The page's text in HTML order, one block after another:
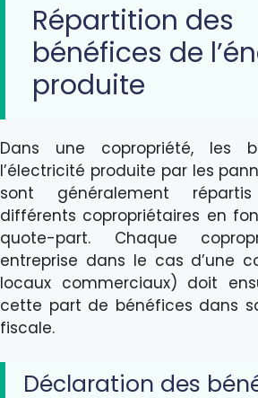
Répartition des
bénéfices de
produite
Dans une copropriété, les
l’électricité produite par les
sont généralement
différents copropriétaires en
quote-part. Chaque
entreprise dans le cas d’une
locaux commerciaux) doit
cette part de bénéfices dans
fiscale.
Déclaration des